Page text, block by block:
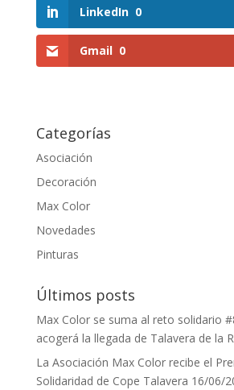
LinkedIn 0
Gmail 0
Categorías
Asociación
Decoración
Max Color
Novedades
Pinturas
Últimos posts
Max Color se suma al reto solidario
acogerá la llegada de Talavera de la
La Asociación Max Color recibe el
Solidaridad de Cope Talavera 16/06/